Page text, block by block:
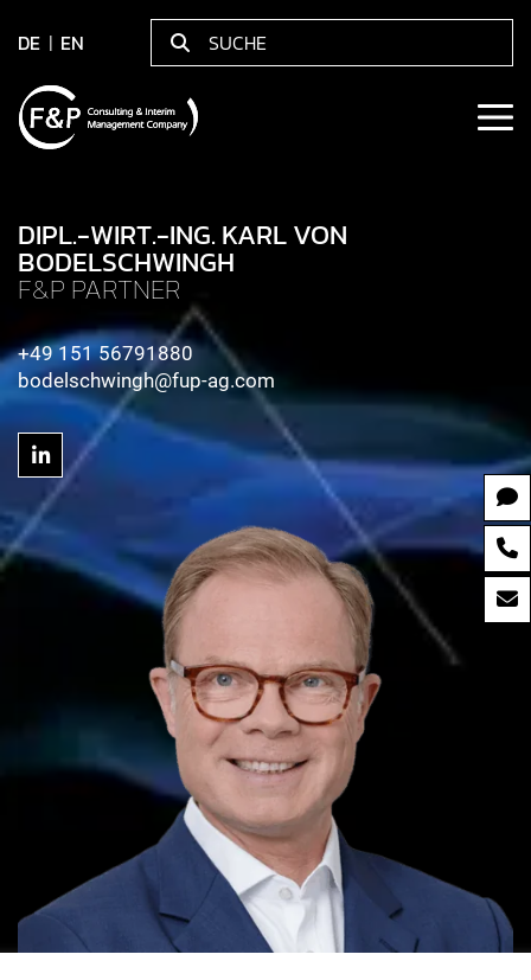
DE EN
DIPL.-WIRT.-ING. KARL VON
BODELSCHWINGH
F&P PARTNER
+49 151 56791880
bodelschwingh@fup-ag.com